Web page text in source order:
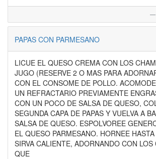
PAPAS CON PARMESANO
LICUE EL QUESO CREMA CON LOS
JUGO (RESERVE 2 O MAS PARA
CON EL CONSOME DE POLLO.
UN REFRACTARIO PREVIAMENTE
CON UN POCO DE SALSA DE QUESO,
SEGUNDA CAPA DE PAPAS Y VUELVA A
SALSA DE QUESO. ESPOLVOREE
EL QUESO PARMESANO. HORNEE
SIRVA CALIENTE, ADORNANDO CON LOS
QUE